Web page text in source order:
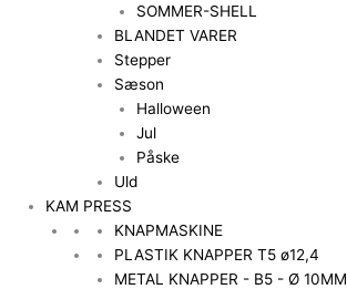
SOMMER-SHELL
BLANDET VARER
Stepper
Sæson
Halloween
Jul
Påske
Uld
KAM PRESS
KNAPMASKINE
PLASTIK KNAPPER T5 ø12,4
METAL KNAPPER - B5 - Ø 10MM